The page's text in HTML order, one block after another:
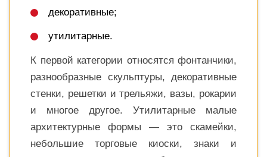
декоративные;
утилитарные.
К первой категории относятся фонтанчики,
разнообразные скульптуры, декоративные
стенки, решетки и трельяжи, вазы, рокарии
и многое другое. Утилитарные малые
архитектурные формы — это скамейки,
небольшие торговые киоски, знаки и